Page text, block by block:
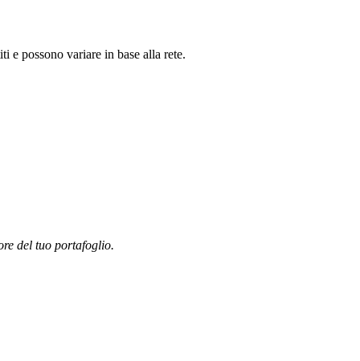
e possono variare in base alla rete.
del tuo portafoglio.